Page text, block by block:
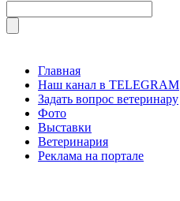
Главная
Наш канал в TELEGRAM
Задать вопрос ветеринару
Фото
Выставки
Ветеринария
Реклама на портале